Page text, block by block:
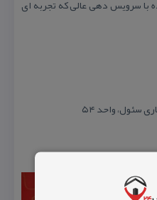
با سرویس دهی عالی كه تجربه ای
سئول، واحد ۵۴